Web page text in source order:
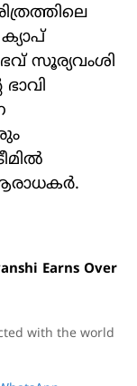
സൂര്യവംശി
ഭാവി
Earns Over
with the world